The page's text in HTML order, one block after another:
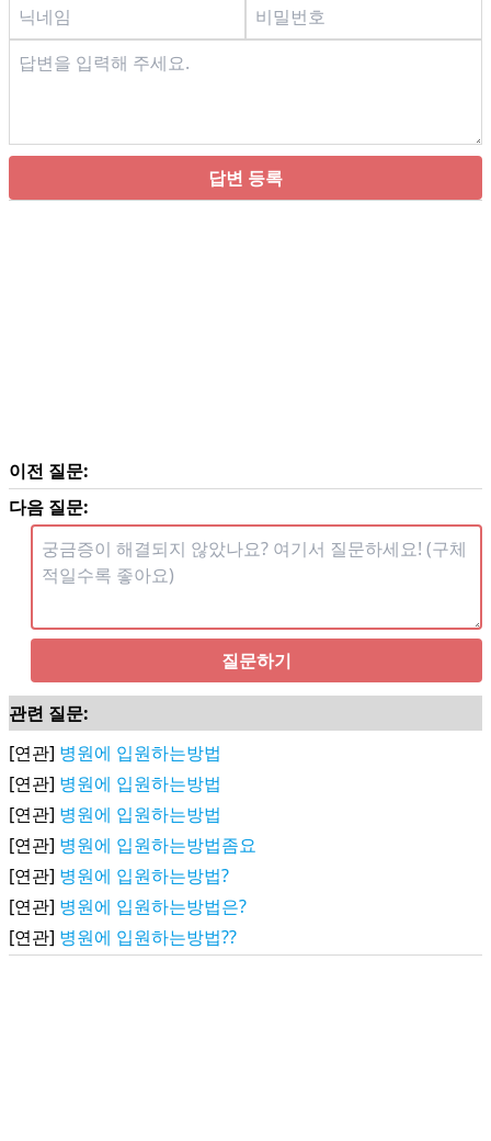
답변 등록
이전 질문:
다음 질문:
질문하기
관련 질문:
[연관] 병원에 입원하는방법
[연관] 병원에 입원하는방법
[연관] 병원에 입원하는방법
[연관] 병원에 입원하는방법좀요
[연관] 병원에 입원하는방법?
[연관] 병원에 입원하는방법은?
[연관] 병원에 입원하는방법??